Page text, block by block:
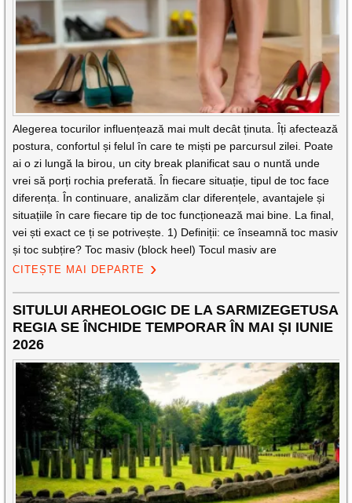
Alegerea tocurilor influențează mai mult decât ținuta. Îți afectează
postura, confortul și felul în care te miști pe parcursul zilei. Poate
ai o zi lungă la birou, un city break planificat sau o nuntă unde
vrei să porți rochia preferată. În fiecare situație, tipul de toc face
diferența. În continuare, analizăm clar diferențele, avantajele și
situațiile în care fiecare tip de toc funcționează mai bine. La final,
vei ști exact ce ți se potrivește. 1) Definiții: ce înseamnă toc masiv
și toc subțire? Toc masiv (block heel) Tocul masiv are
CITEȘTE MAI DEPARTE
SITULUI ARHEOLOGIC DE LA SARMIZEGETUSA
REGIA SE ÎNCHIDE TEMPORAR ÎN MAI ȘI IUNIE
2026